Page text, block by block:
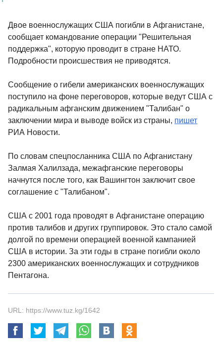
Двое военнослужащих США погибли в Афганистане,
сообщает командование операции "Решительная
поддержка", которую проводит в стране НАТО.
Подробности происшествия не приводятся.
Сообщение о гибели американских военнослужащих
поступило на фоне переговоров, которые ведут США с
радикальным афганским движением "Талибан" о
заключении мира и выводе войск из страны, пишет
РИА Новости.
По словам спецпосланника США по Афганистану
Залмая Халилзада, межафганские переговоры
начнутся после того, как Вашингтон заключит свое
соглашение с "Талибаном".
США с 2001 года проводят в Афганистане операцию
против талибов и других группировок. Это стало самой
долгой по времени операцией военной кампанией
США в истории. За эти годы в стране погибли около
2300 американских военнослужащих и сотрудников
Пентагона.
URL: https://www.tuz.kg/1642